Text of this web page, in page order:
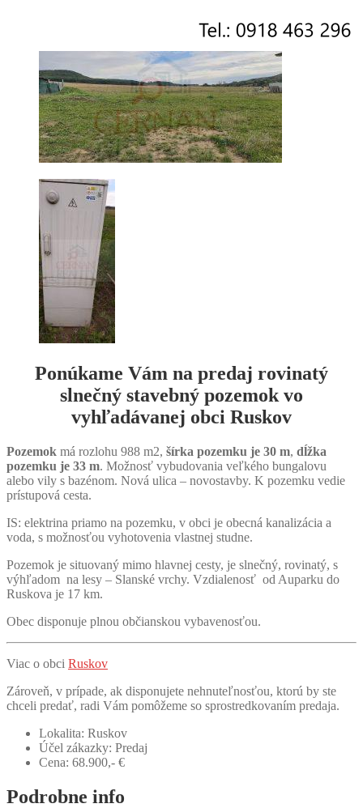
Ponúkame Vám na predaj rovinatý
slnečný stavebný pozemok vo
vyhľadávanej obci Ruskov
Pozemok má rozlohu 988 m2, šírka pozemku je 30 m, dĺžka
pozemku je 33 m. Možnosť vybudovania veľkého bungalovu
alebo vily s bazénom. Nová ulica – novostavby. K pozemku vedie
prístupová cesta.
IS: elektrina priamo na pozemku, v obci je obecná kanalizácia a
voda, s možnosťou vyhotovenia vlastnej studne.
Pozemok je situovaný mimo hlavnej cesty, je slnečný, rovinatý, s
výhľadom na lesy – Slanské vrchy. Vzdialenosť od Auparku do
Ruskova je 17 km.
Obec disponuje plnou občianskou vybavenosťou.
Viac o obci Ruskov
Zároveň, v prípade, ak disponujete nehnuteľnosťou, ktorú by ste
chceli predať, radi Vám pomôžeme so sprostredkovaním predaja.
Lokalita: Ruskov
Účel zákazky: Predaj
Cena: 68.900,- €
Podrobne info